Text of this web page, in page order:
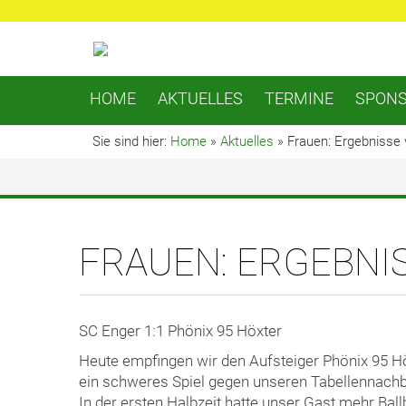
HOME AKTUELLES TERMINE
Sie sind hier: Home » Aktuelles » Frauen:
FRAUEN:
SC Enger 1:1 Phönix 95 Höxter
Heute empfingen wir den Aufsteiger Phönix 95
ein schweres Spiel gegen unseren